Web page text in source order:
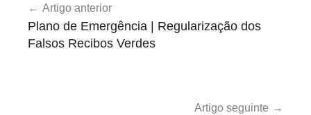
de
artigos
Artigo anterior
Plano de Emergência | Regularização dos
Falsos Recibos Verdes
Artigo seguinte